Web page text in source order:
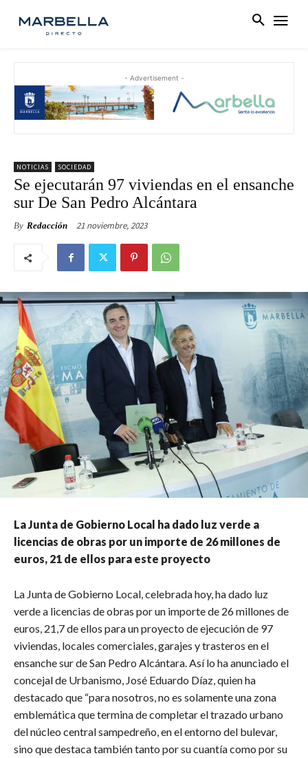
- Advertisement -
NOTICIAS SOCIEDAD
Se ejecutarán 97 viviendas en el ensanche
sur De San Pedro Alcántara
By Redacción 21 noviembre, 2023
La Junta de Gobierno Local ha dado luz verde a
licencias de obras por un importe de 26 millones de
euros, 21 de ellos para este proyecto
La Junta de Gobierno Local, celebrada hoy, ha dado luz
verde a licencias de obras por un importe de 26 millones de
euros, 21,7 de ellos para un proyecto de ejecución de 97
viviendas, locales comerciales, garajes y trasteros en el
ensanche sur de San Pedro Alcántara. Así lo ha anunciado el
concejal de Urbanismo, José Eduardo Díaz, quien ha
destacado que “para nosotros, no es solamente una zona
emblemática que termina de completar el trazado urbano
del núcleo central sampedreño, en el entorno del bulevar,
sino que destaca también tanto por su cuantía como por su